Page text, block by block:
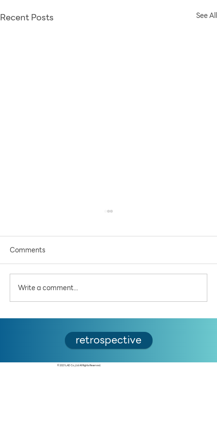
Recent Posts See All
เจ้าพระยา: แลนด์มาร์คใหม่ เพื่อใคร และเพื่ออะไร
Comments
Write a comment...
retrospective
© 2021 LAD Co.,Ltd All Rights Reserved.